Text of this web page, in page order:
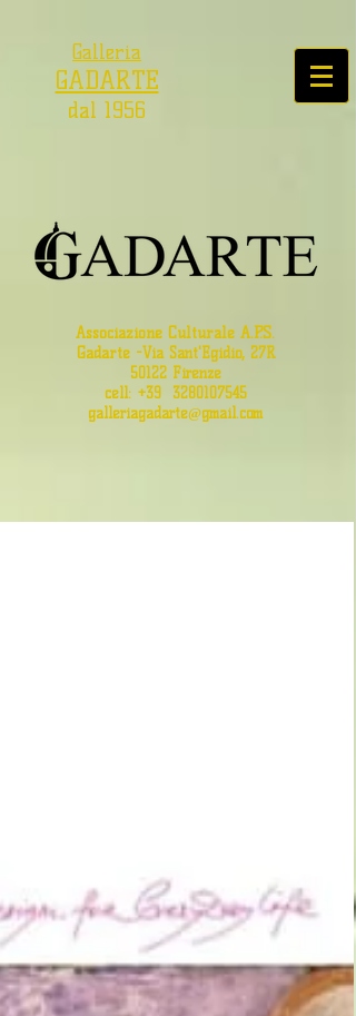
Galleria
GADARTE
dal 1956
Associazione Culturale A.P.S.
Gadarte-Via Sant'Egidio, 27R
50122 Firenze
cell: +39 3280107545
galleriagadarte@gmail.com